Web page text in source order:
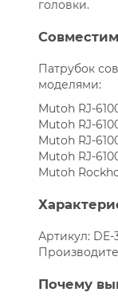
головки.
Патрубок
моделями:
Mutoh RJ-
Mutoh RJ-
Mutoh RJ-
Mutoh RJ-
Mutoh
Артикул: DE-
Почему